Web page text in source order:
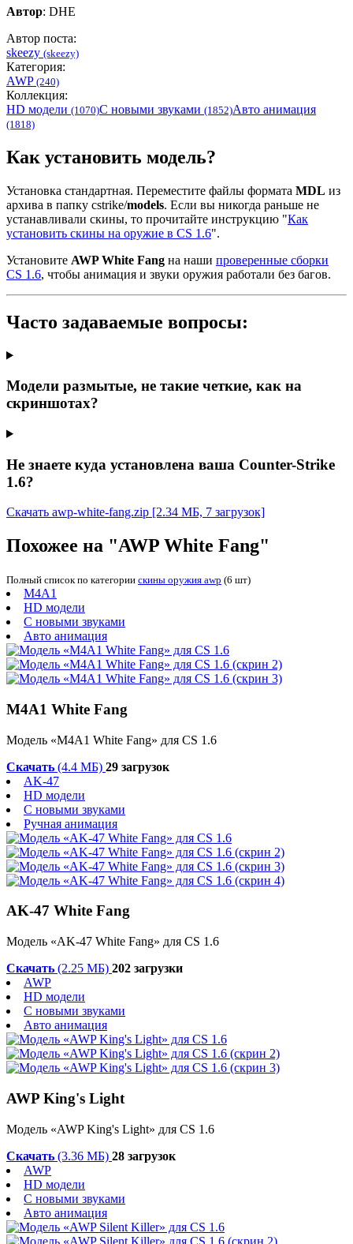
Автор: DHE
Автор поста:
skeezy (skeezy)
Категория:
AWP (240)
Коллекция:
HD модели (1070)С новыми звуками (1852)Авто анимация
(1818)
Как установить модель?
Установка стандартная. Переместите файлы формата MDL из
архива в папку cstrike/models. Если вы никогда раньше не
устанавливали скины, то прочитайте инструкцию "Как
установить скины на оружие в CS 1.6".
Установите AWP White Fang на наши проверенные сборки
CS 1.6, чтобы анимация и звуки оружия работали без багов.
Часто задаваемые вопросы:
Модели размытые, не такие четкие, как на
скриншотах?
Не знаете куда установлена ваша Counter-Strike
1.6?
Скачать awp-white-fang.zip [2.34 МБ, 7 загрузок]
Похожее на "AWP White Fang"
Полный список по категории скины оружия awp (6 шт)
M4A1
HD модели
С новыми звуками
Авто анимация
M4A1 White Fang
Модель «M4A1 White Fang» для CS 1.6
Скачать (4.4 МБ) 29 загрузок
AK-47
HD модели
С новыми звуками
Ручная анимация
AK-47 White Fang
Модель «AK-47 White Fang» для CS 1.6
Скачать (2.25 МБ) 202 загрузки
AWP
HD модели
С новыми звуками
Авто анимация
AWP King's Light
Модель «AWP King's Light» для CS 1.6
Скачать (3.36 МБ) 28 загрузок
AWP
HD модели
С новыми звуками
Авто анимация